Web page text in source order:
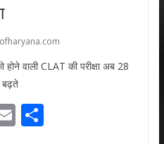
वाली CLAT की परीक्षा अब 28
बढ़ते
E S